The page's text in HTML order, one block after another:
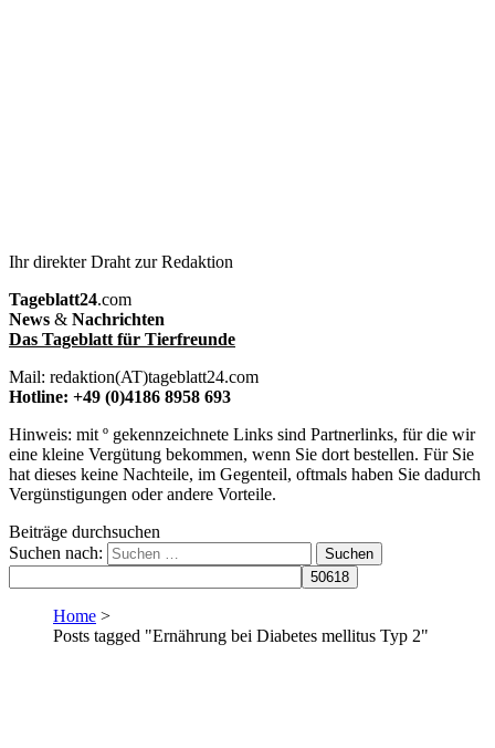
Ihr direkter Draht zur Redaktion
Tageblatt24.com
News & Nachrichten
Das Tageblatt für Tierfreunde
Mail: redaktion(AT)tageblatt24.com
Hotline: +49 (0)4186 8958 693
Hinweis: mit º gekennzeichnete Links sind Partnerlinks, für die wir
eine kleine Vergütung bekommen, wenn Sie dort bestellen. Für Sie
hat dieses keine Nachteile, im Gegenteil, oftmals haben Sie dadurch
Vergünstigungen oder andere Vorteile.
Beiträge durchsuchen
Suchen nach:
Home >
Posts tagged "Ernährung bei Diabetes mellitus Typ 2"